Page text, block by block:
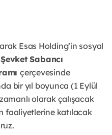
Esas Holding’in sosyal
Şevket Sabancı
çerçevesinde
bir yıl boyunca (1 Eylül
olarak çalışacak
faaliyetlerine katılacak